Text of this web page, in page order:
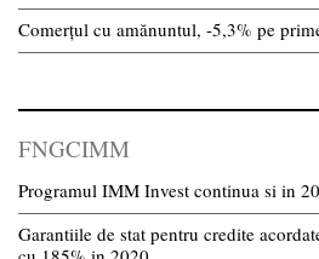
Comerțul cu amănuntul, -5,3% pe
FNGCIMM
Programul IMM Invest continua si in
Garantiile de stat pentru credite